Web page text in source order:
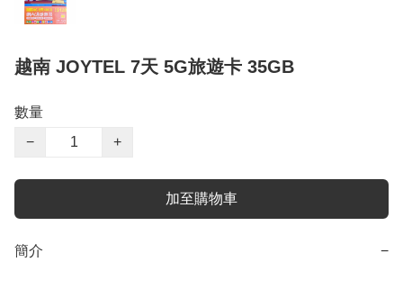
越南 JOYTEL 7天 5G旅遊卡 35GB
數量
−
+
加至購物車
簡介 −